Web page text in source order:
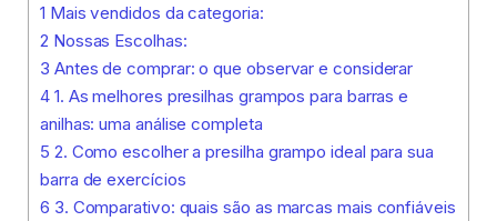
1 Mais vendidos da categoria:
2 Nossas Escolhas:
3 Antes de comprar: o que observar e considerar
41. As melhores presilhas grampos para barras e
anilhas: uma análise completa
5 2. Como escolher a presilha grampo ideal para sua
barra de exercícios
6 3. Comparativo: quais são as marcas mais confiáveis